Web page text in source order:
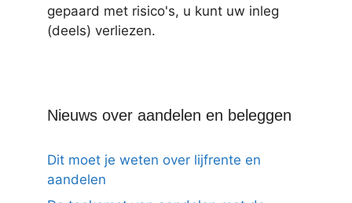
gepaard met risico's, u kunt uw inleg
(deels) verliezen.
Nieuws over aandelen en beleggen
Dit moet je weten over lijfrente en
aandelen